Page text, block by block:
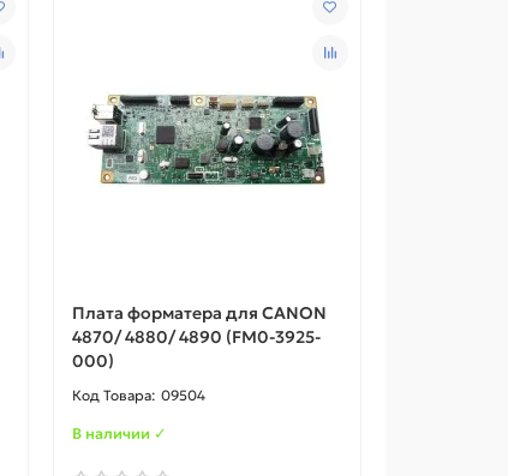
Плата форматера для CANON
4870/ 4880/ 4890 (FM0-3925-
000)
09504
В наличии ✓